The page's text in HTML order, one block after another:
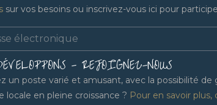
sur vos besoins ou inscrivez-vous ici pour
- REJOIGNEZ-NOUS
un poste varié et amusant, avec la possibilité
locale en pleine croissance ? Pour en savoir plus,